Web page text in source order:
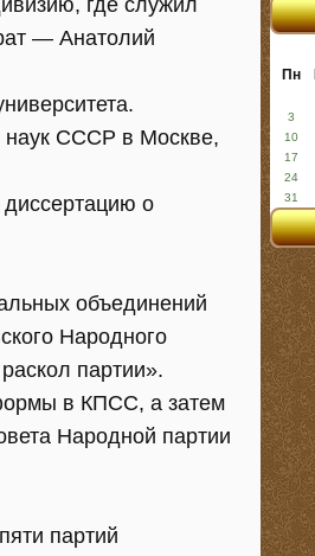
где служил
— Анатолий
наук СССР в Москве,
диссертацию о
объединений
Народного
партии».
в КПСС, а затем
Народной партии
партий
Пн
3
10
17
24
31